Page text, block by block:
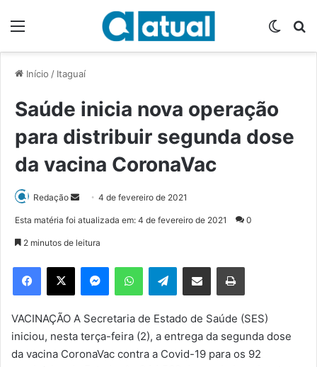
Início / Itaguaí
Saúde inicia nova operação
para distribuir segunda dose
da vacina CoronaVac
Redação
d
e
m
-
m
4 de fevereiro de 2021
Esta matéria foi atualizada em: 4 de fevereiro de 2021 0
2 minutos de leitura
Telegram
VACINAÇÃO A Secretaria de Estado de Saúde (SES)
iniciou, nesta terça-feira (2), a entrega da segunda dose
da vacina CoronaVac contra a Covid-19 para os 92